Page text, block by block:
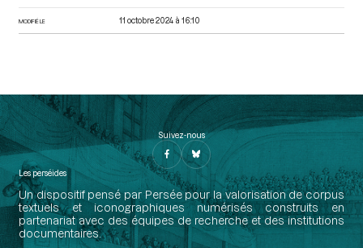
MODIFIÉ LE 11 octobre 2024 à 16:10
Suivez-nous
Les perséides
Un dispositif pensé par Persée pour la valorisation de corpus
textuels et iconographiques numérisés construits en
partenariat avec des équipes de recherche et des institutions
documentaires.